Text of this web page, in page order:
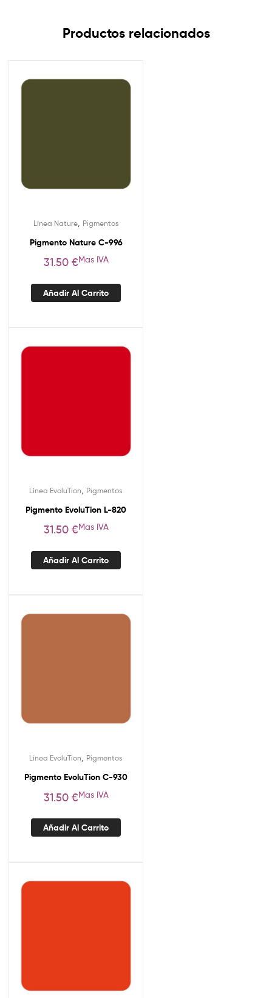
Productos relacionados
Línea Nature, Pigmentos
Pigmento Nature C-996
31.50 €Mas IVA
Añadir Al Carrito
Línea EvoluTion Pigmentos
Pigmento EvoluTion L-820
31.50 €Mas IVA
Añadir Al Carrito
Línea EvoluTion Pigmentos
Pigmento EvoluTion C-930
31.50 €Mas IVA
Añadir Al Carrito